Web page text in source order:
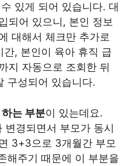
있게 되어 있습니다. 대
되어 있으니, 본인 정보
대해서 체크만 추가로
, 본인이 육아 휴직 급
지 자동으로 조회한 뒤
구성되어 있습니다.
는 부분이 있는데요.
경되면서 부모가 동시
3+3으로 3개월간 부모
해주기 때문에 이 부분을